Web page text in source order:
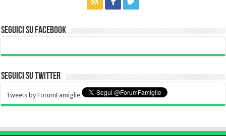
Seguici su Facebook
Seguici su Twitter
Tweets by ForumFamiglie